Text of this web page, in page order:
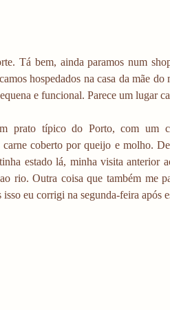
Tá bem, ainda paramos num
hospedados na casa da mãe
e funcional. Parece um lugar
prato típico do Porto, com um
carne coberto por queijo e molho.
estado lá, minha visita anterior
rio. Outra coisa que também me
eu corrigi na segunda-feira após